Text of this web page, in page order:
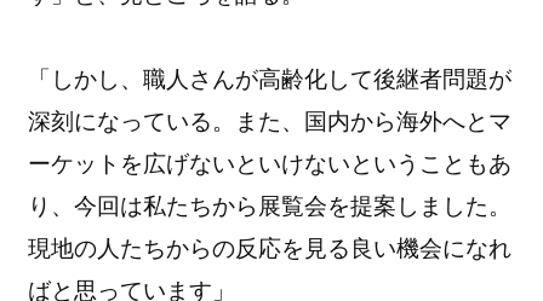
「しかし、職人さんが高齢化して後継者問題が
深刻になっている。また、国内から海外へとマ
ーケットを広げないといけないということもあ
り、今回は私たちから展覧会を提案しました。
現地の人たちからの反応を見る良い機会になれ
ばと思っています」